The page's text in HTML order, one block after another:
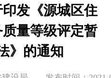
发《源城区住
量等级评定暂
》的通知